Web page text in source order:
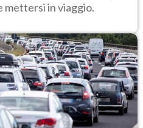
mettersi in viaggio.